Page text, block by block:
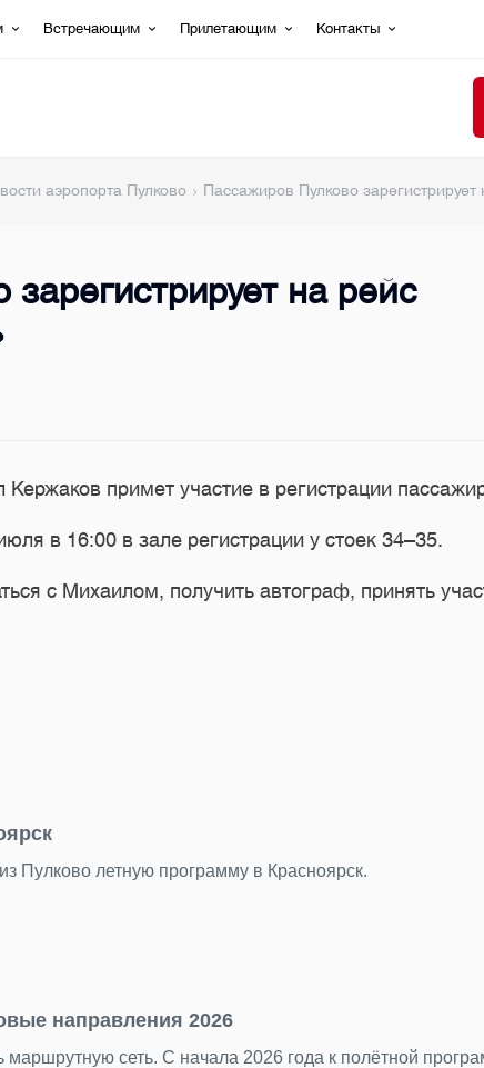
Встречающим Прилетающим Контакты
аэропорта Пулково Пассажиров Пулково
на рейс
примет участие в регистрации
в 16:00 в зале регистрации у стоек 34–35.
с Михаилом, получить автограф, принять
Пулково летную программу в Красноярск.
направления 2026
маршрутную сеть. С начала 2026 года к полётной